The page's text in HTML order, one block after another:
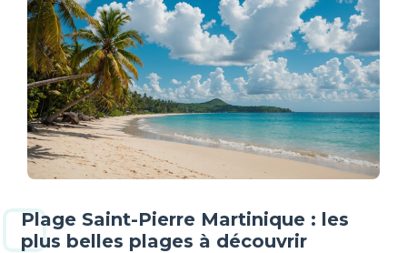
Plage Saint-Pierre Martinique : les
plus belles plages à découvrir